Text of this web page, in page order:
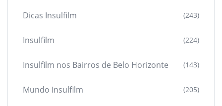
Dicas Insulfilm (243)
Insulfilm (224)
Insulfilm nos Bairros de Belo Horizonte (143)
Mundo Insulfilm (205)